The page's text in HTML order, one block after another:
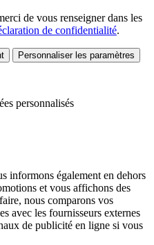
de vous renseigner dans les
de confidentialité.
Personnaliser les paramètres
personnalisés
informons également en dehors
et vous affichons des
nous comparons vos
avec les fournisseurs externes
de publicité en ligne si vous